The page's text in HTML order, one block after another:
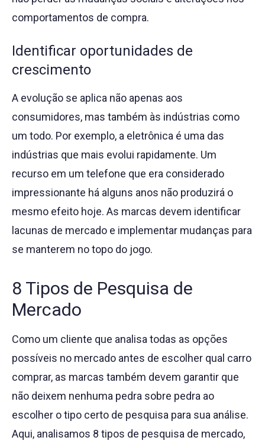
comportamentos de compra.
Identificar oportunidades de
crescimento
A evolução se aplica não apenas aos
consumidores, mas também às indústrias como
um todo. Por exemplo, a eletrônica é uma das
indústrias que mais evolui rapidamente. Um
recurso em um telefone que era considerado
impressionante há alguns anos não produzirá o
mesmo efeito hoje. As marcas devem identificar
lacunas de mercado e implementar mudanças para
se manterem no topo do jogo.
8 Tipos de Pesquisa de
Mercado
Como um cliente que analisa todas as opções
possíveis no mercado antes de escolher qual carro
comprar, as marcas também devem garantir que
não deixem nenhuma pedra sobre pedra ao
escolher o tipo certo de pesquisa para sua análise.
Aqui, analisamos 8 tipos de pesquisa de mercado,